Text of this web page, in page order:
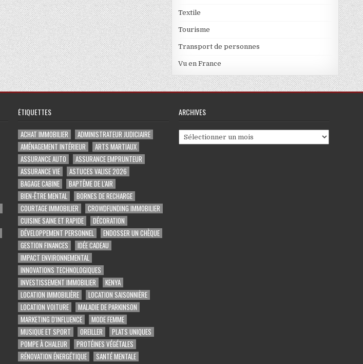
Textile
Tourisme
Transport de personnes
Vu en France
ÉTIQUETTES
ACHAT IMMOBILIER
ADMINISTRATEUR JUDICIAIRE
AMÉNAGEMENT INTÉRIEUR
ARTS MARTIAUX
ASSURANCE AUTO
ASSURANCE EMPRUNTEUR
ASSURANCE VIE
ASTUCES VALISE 2026
BAGAGE CABINE
BAPTÊME DE L'AIR
BIEN-ÊTRE MENTAL
BORNES DE RECHARGE
COURTAGE IMMOBILIER
CROWDFUNDING IMMOBILIER
CUISINE SAINE ET RAPIDE
DÉCORATION
DÉVELOPPEMENT PERSONNEL
ENDOSSER UN CHÈQUE
GESTION FINANCES
IDÉE CADEAU
IMPACT ENVIRONNEMENTAL
INNOVATIONS TECHNOLOGIQUES
INVESTISSEMENT IMMOBILIER
KENYA
LOCATION IMMOBILIÈRE
LOCATION SAISONNIÈRE
LOCATION VOITURE
MALADIE DE PARKINSON
MARKETING D'INFLUENCE
MODE FEMME
MUSIQUE ET SPORT
OREILLER
PLATS UNIQUES
POMPE À CHALEUR
PROTÉINES VÉGÉTALES
RÉNOVATION ÉNERGÉTIQUE
SANTÉ MENTALE
ARCHIVES
Archives